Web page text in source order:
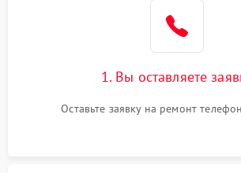
1. Вы оставляете
Оставьте заявку на ремонт